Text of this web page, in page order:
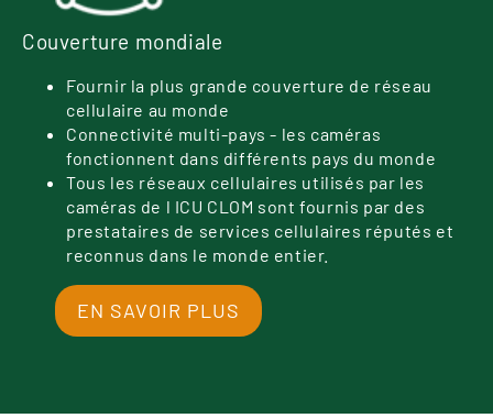
Couverture mondiale
Fournir la plus grande couverture de réseau
cellulaire au monde
Connectivité multi-pays - les caméras
fonctionnent dans différents pays du monde
Tous les réseaux cellulaires utilisés par les
caméras de l ICU CLOM sont fournis par des
prestataires de services cellulaires réputés et
reconnus dans le monde entier.
EN SAVOIR PLUS